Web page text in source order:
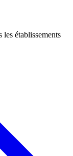
établissements